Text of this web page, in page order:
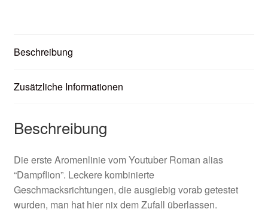
Beschreibung
Zusätzliche Informationen
Beschreibung
Die erste Aromenlinie vom Youtuber Roman alias
“Dampflion”. Leckere kombinierte
Geschmacksrichtungen, die ausgiebig vorab getestet
wurden, man hat hier nix dem Zufall überlassen.